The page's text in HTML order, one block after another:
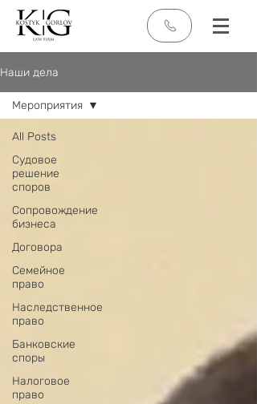
Наши дела
All Posts
Судовое
решение
споров
Сопровождение
бизнеса
Договора
Семейное
право
Наследственное
право
Банковские
споры
Налоговое
право
Мероприятия